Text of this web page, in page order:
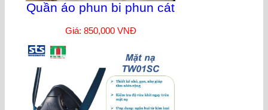
Quần áo phun bi phun cát
Giá: 850,000 VNĐ